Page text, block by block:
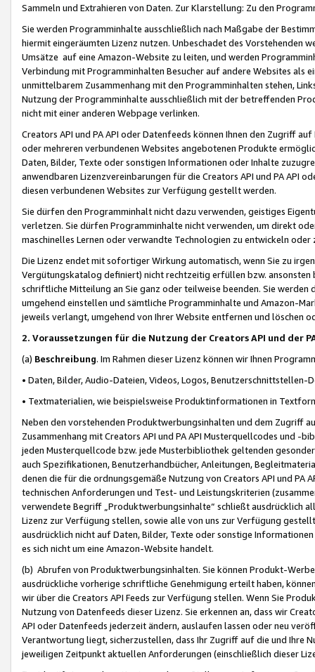
Sammeln und Extrahieren von Daten. Zur Klarstellung: Zu den
Sie werden Programminhalte ausschließlich nach Maßgabe der
hiermit eingeräumten Lizenz nutzen. Unbeschadet des Vorstehenden
Umsätze auf eine Amazon-Website zu leiten, und werden
Verbindung mit Programminhalten Besucher auf andere Websites als
unmittelbarem Zusammenhang mit den Programminhalten stehen,
Nutzung der Programminhalte ausschließlich mit der betreffenden
nicht mit einer anderen Webpage verlinken.
Creators API und PA API oder Datenfeeds können Ihnen den Zugriff
oder mehreren verbundenen Websites angebotenen Produkte
Daten, Bilder, Texte oder sonstigen Informationen oder Inhalte
anwendbaren Lizenzvereinbarungen für die Creators API und PA API
diesen verbundenen Websites zur Verfügung gestellt werden.
Sie dürfen den Programminhalt nicht dazu verwenden, geistiges
verletzen. Sie dürfen Programminhalte nicht verwenden, um direkt
maschinelles Lernen oder verwandte Technologien zu entwickeln
Die Lizenz endet mit sofortiger Wirkung automatisch, wenn Sie zu
Vergütungskatalog definiert) nicht rechtzeitig erfüllen bzw. ansonsten
schriftliche Mitteilung an Sie ganz oder teilweise beenden. Sie werden
umgehend einstellen und sämtliche Programminhalte und Amazon-
jeweils verlangt, umgehend von Ihrer Website entfernen und löschen
2. Voraussetzungen für die Nutzung der Creators API und der
(a) Beschreibung. Im Rahmen dieser Lizenz können wir Ihnen
• Daten, Bilder, Audio-Dateien, Videos, Logos, Benutzerschnittstellen-
• Textmaterialien, wie beispielsweise Produktinformationen in
Neben den vorstehenden Produktwerbungsinhalten und dem Zugriff
Zusammenhang mit Creators API und PA API Musterquellcodes und
jeden Musterquellcode bzw. jede Musterbibliothek geltenden
auch Spezifikationen, Benutzerhandbücher, Anleitungen,
denen die für die ordnungsgemäße Nutzung von Creators API und PA
technischen Anforderungen und Test- und Leistungskriterien
verwendete Begriff „Produktwerbungsinhalte“ schließt ausdrücklich
Lizenz zur Verfügung stellen, sowie alle von uns zur Verfügung
ausdrücklich nicht auf Daten, Bilder, Texte oder sonstige
es sich nicht um eine Amazon-Website handelt.
(b) Abrufen von Produktwerbungsinhalten. Sie können Produkt-
ausdrückliche vorherige schriftliche Genehmigung erteilt haben,
wir über die Creators API Feeds zur Verfügung stellen. Wenn Sie
Nutzung von Datenfeeds dieser Lizenz. Sie erkennen an, dass wir
API oder Datenfeeds jederzeit ändern, auslaufen lassen oder neu
Verantwortung liegt, sicherzustellen, dass Ihr Zugriff auf die und Ihre
jeweiligen Zeitpunkt aktuellen Anforderungen (einschließlich dieser